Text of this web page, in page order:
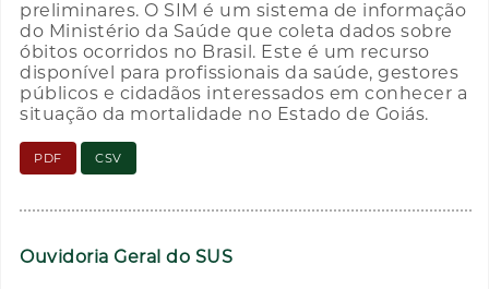
preliminares. O SIM é um sistema de informação
do Ministério da Saúde que coleta dados sobre
óbitos ocorridos no Brasil. Este é um recurso
disponível para profissionais da saúde, gestores
públicos e cidadãos interessados em conhecer a
situação da mortalidade no Estado de Goiás.
PDF CSV
Ouvidoria Geral do SUS